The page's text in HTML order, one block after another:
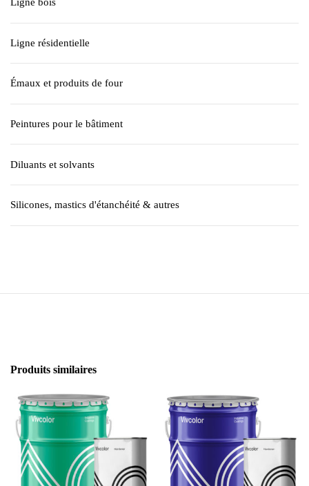
Ligne bois
Ligne résidentielle
Émaux et produits de four
Peintures pour le bâtiment
Diluants et solvants
Silicones, mastics d'étanchéité & autres
Produits similaires